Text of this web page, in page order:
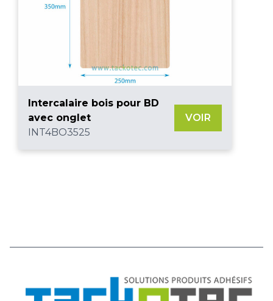
Intercalaire bois pour BD
avec onglet
INT4BO3525
VOIR